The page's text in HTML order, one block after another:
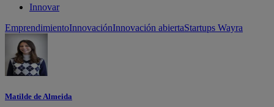
Innovar
EmprendimientoInnovaciónInnovación abiertaStartups Wayra
Matilde de Almeida